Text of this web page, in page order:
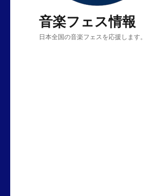
音楽フェス情報
日本全国の音楽フェスを応援します。